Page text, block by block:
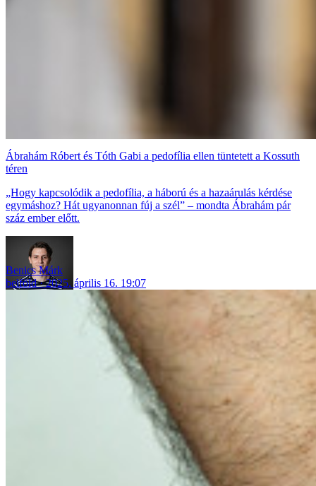
Ábrahám Róbert és Tóth Gabi a pedofília ellen tüntetett a Kossuth
téren
„Hogy kapcsolódik a pedofília, a háború és a hazaárulás kérdése
egymáshoz? Hát ugyanonnan fúj a szél” – mondta Ábrahám pár
száz ember előtt.
Benics Márk
belföld
2025. április 16. 19:07